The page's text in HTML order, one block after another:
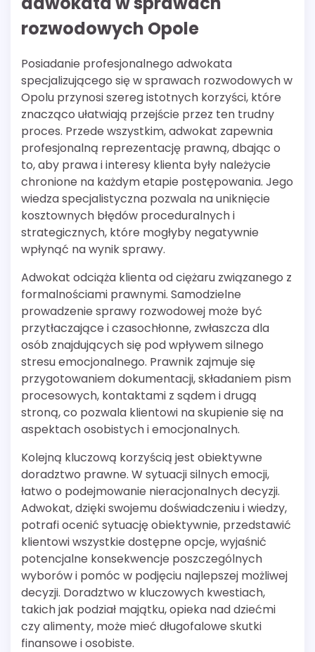
rozwodowych Opole
Posiadanie profesjonalnego adwokata
specjalizującego się w sprawach rozwodowych w
Opolu przynosi szereg istotnych korzyści, które
znacząco ułatwiają przejście przez ten trudny
proces. Przede wszystkim, adwokat zapewnia
profesjonalną reprezentację prawną, dbając o
to, aby prawa i interesy klienta były należycie
chronione na każdym etapie postępowania. Jego
wiedza specjalistyczna pozwala na uniknięcie
kosztownych błędów proceduralnych i
strategicznych, które mogłyby negatywnie
wpłynąć na wynik sprawy.
Adwokat odciąża klienta od ciężaru związanego z
formalnościami prawnymi. Samodzielne
prowadzenie sprawy rozwodowej może być
przytłaczające i czasochłonne, zwłaszcza dla
osób znajdujących się pod wpływem silnego
stresu emocjonalnego. Prawnik zajmuje się
przygotowaniem dokumentacji, składaniem pism
procesowych, kontaktami z sądem i drugą
stroną, co pozwala klientowi na skupienie się na
aspektach osobistych i emocjonalnych.
Kolejną kluczową korzyścią jest obiektywne
doradztwo prawne. W sytuacji silnych emocji,
łatwo o podejmowanie nieracjonalnych decyzji.
Adwokat, dzięki swojemu doświadczeniu i wiedzy,
potrafi ocenić sytuację obiektywnie, przedstawić
klientowi wszystkie dostępne opcje, wyjaśnić
potencjalne konsekwencje poszczególnych
wyborów i pomóc w podjęciu najlepszej możliwej
decyzji. Doradztwo w kluczowych kwestiach,
takich jak podział majątku, opieka nad dziećmi
czy alimenty, może mieć długofalowe skutki
finansowe i osobiste.